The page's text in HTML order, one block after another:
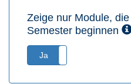
Zeige nur Module,
Semester beginnen
Ja